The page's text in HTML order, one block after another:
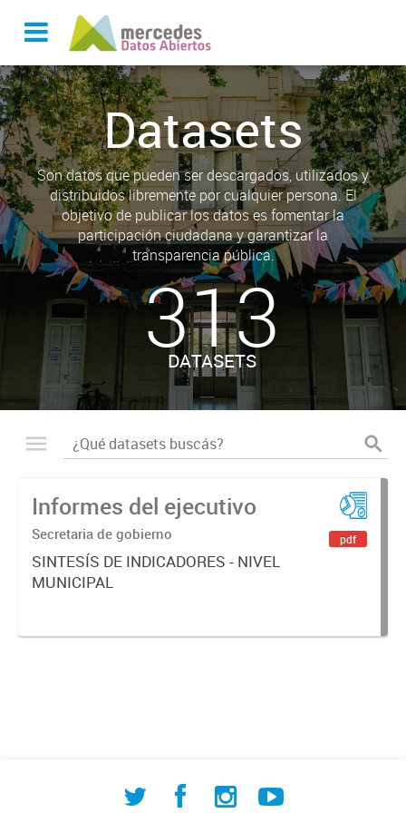
Datasets
Son datos que pueden ser descargados, utilizados y
distribuidos libremente por cualquier persona. El
objetivo de publicar los datos es fomentar la
participación ciudadana y garantizar la
transparencia pública.
313
DATASETS
Informes del ejecutivo
Secretaria de gobierno
SINTESÍS DE INDICADORES - NIVEL
MUNICIPAL
pdf